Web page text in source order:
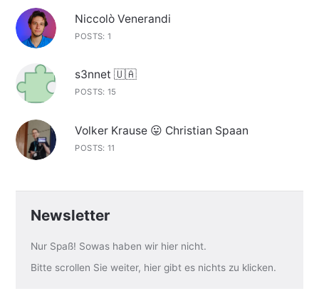
Niccolò Venerandi
POSTS: 1
s3nnet 🇺🇦
POSTS: 15
Volker Krause 😛 Christian Spaan
POSTS: 11
Newsletter
Nur Spaß! Sowas haben wir hier nicht.
Bitte scrollen Sie weiter, hier gibt es nichts zu klicken.